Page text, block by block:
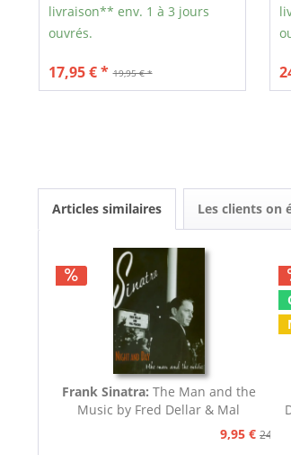
livraison** env. 1 à 3 jours
ouvrés.
19,95 € *
17,95 € *
Articles similaires Les clients on
Frank Sinatra: The Man and the
Music by Fred Dellar & Mal
9,95 € 24,95 €